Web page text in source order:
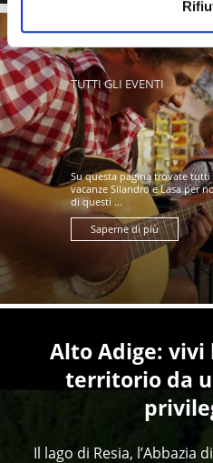
TUTTI GLI EVENTI
Su questa pagina trovate tutti
vacanze Silandro e Lasa per
di questi ...
Saperne di più
Alto Adige: vivi
territorio da
Il lago di Resia, l’Abbazia